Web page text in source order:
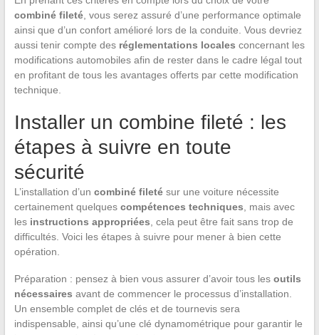
combiné fileté, vous serez assuré d’une performance optimale
ainsi que d’un confort amélioré lors de la conduite. Vous devriez
aussi tenir compte des réglementations locales concernant les
modifications automobiles afin de rester dans le cadre légal tout
en profitant de tous les avantages offerts par cette modification
technique.
Installer un combine fileté : les
étapes à suivre en toute
sécurité
L’installation d’un combiné filetésur une voiture nécessite
certainement quelques compétences techniques , mais avec
les instructions appropriées , cela peut être fait sans trop de
difficultés. Voici les étapes à suivre pour mener à bien cette
opération.
Préparation : pensez à bien vous assurer d’avoir tous les outils
nécessaires avant de commencer le processus d’installation.
Un ensemble complet de clés et de tournevis sera
indispensable, ainsi qu’une clé dynamométrique pour garantir le